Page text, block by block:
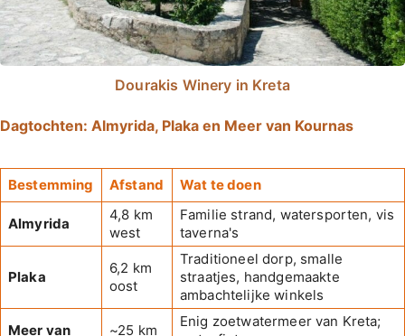
Dourakis Winery in Kreta
Dagtochten: Almyrida, Plaka en Meer van Kournas
Bestemming Afstand Wat te doen
Almyrida
4,8 km
west
Familie strand, watersporten, vis
taverna's
Plaka
6,2 km
oost
Traditioneel dorp, smalle
straatjes, handgemaakte
ambachtelijke winkels
Meer van
~25 km
Enig zoetwatermeer van Kreta;